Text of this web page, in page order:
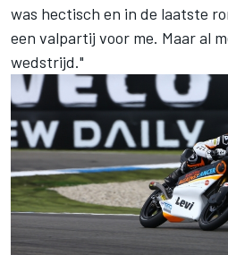
was hectisch en in de laatste
een valpartij voor me. Maar al
wedstrijd."